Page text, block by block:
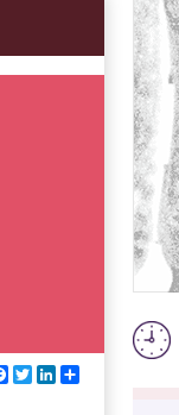
Facebook
TwitterLinkedIn